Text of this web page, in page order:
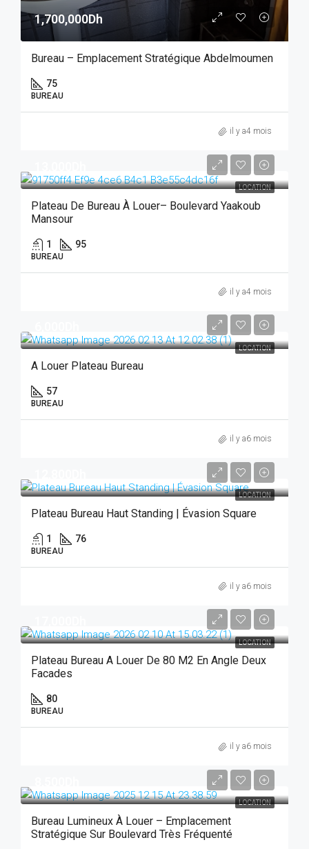
1,700,000Dh
Bureau – Emplacement Stratégique Abdelmoumen
75
BUREAU
il y a4 mois
LOCATION
Plateau De Bureau À Louer– Boulevard Yaakoub
Mansour
1 95
BUREAU
il y a4 mois
LOCATION
A Louer Plateau Bureau
57
BUREAU
il y a6 mois
LOCATION
Plateau Bureau Haut Standing | Évasion Square
1 76
BUREAU
il y a6 mois
LOCATION
Plateau Bureau A Louer De 80 M2 En Angle Deux
Facades
80
BUREAU
il y a6 mois
LOCATION
Bureau Lumineux À Louer – Emplacement
Stratégique Sur Boulevard Très Fréquenté